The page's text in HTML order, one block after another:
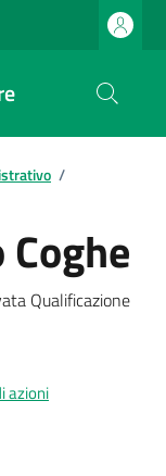
/
Qualificazione
azioni